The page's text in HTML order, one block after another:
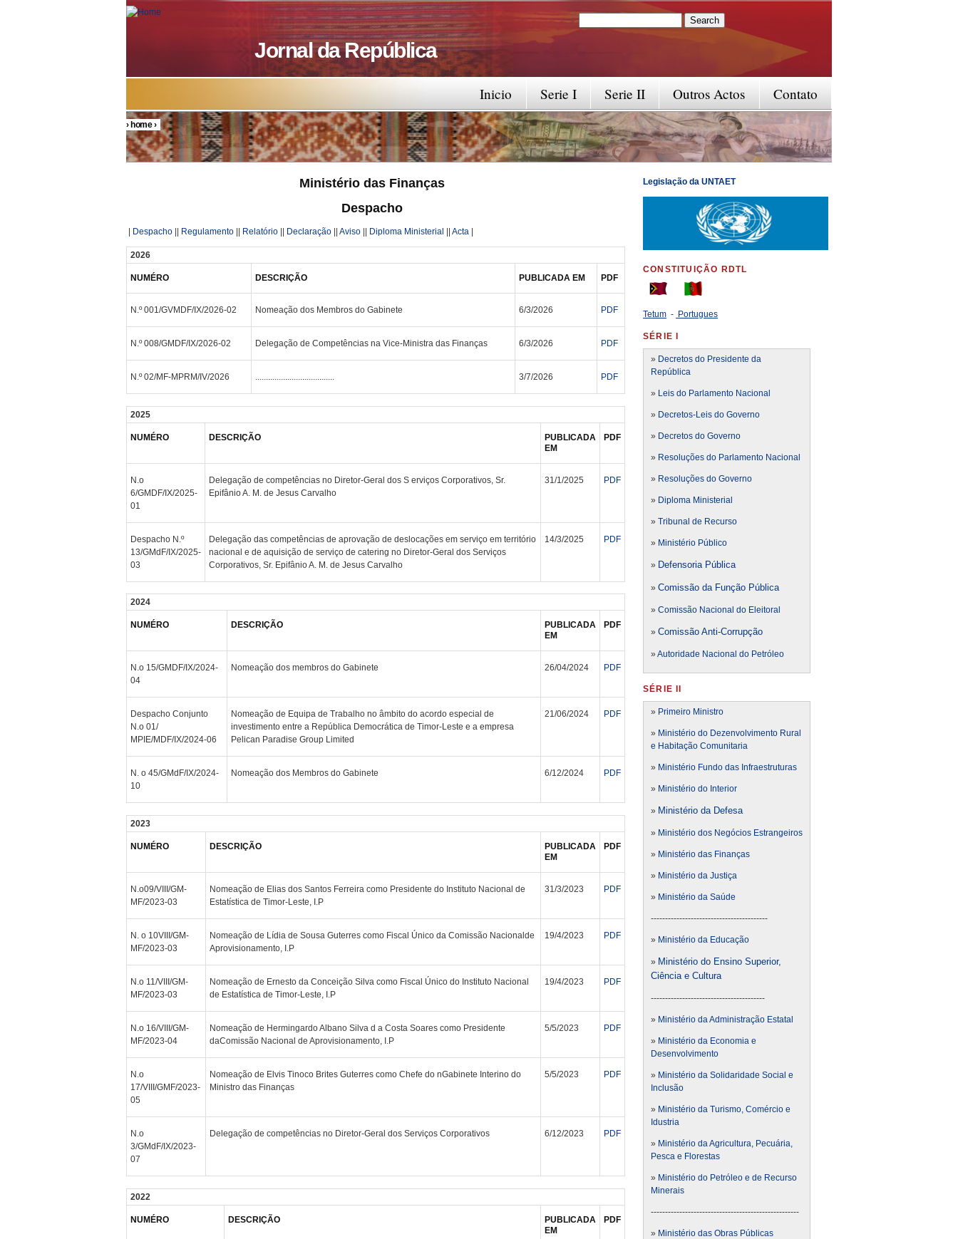
Jornal da República
Search form
Contato
Outros Actos
Serie II
Serie I
Inicio
You are here
›home›
Ministério das Finanças
Despacho
| Despacho || Regulamento || Relatório || Declaração || Aviso || Diploma Ministerial || Acta |
2026
NUMÉRO DESCRIÇÃO PUBLICADA EM PDF
N.º 001/GVMDF/IX/2026-02 Nomeação dos Membros do Gabinete 6/3/2026 PDF
N.º 008/GMDF/IX/2026-02 Delegação de Competências na Vice-Ministra das Finanças 6/3/2026 PDF
N.º 02/MF-MPRM/IV/2026 3/7/2026 PDF
2025
NUMÉRO DESCRIÇÃO
PUBLICADA
EM
PDF
N.o
6/GMDF/IX/2025-
01
Delegação de competências no Diretor-Geral dos S erviços Corporativos, Sr.
Epifânio A. M. de Jesus Carvalho
31/1/2025 PDF
Despacho N.º
13/GMdF/IX/2025-
03
Delegação das competências de aprovação de deslocações em serviço em território
nacional e de aquisição de serviço de catering no Diretor-Geral dos Serviços
Corporativos, Sr. Epifânio A. M. de Jesus Carvalho
14/3/2025 PDF
2024
NUMÉRO DESCRIÇÃO
PUBLICADA
EM
PDF
N.o 15/GMDF/IX/2024-
04
Nomeação dos membros do Gabinete 26/04/2024 PDF
Despacho Conjunto
N.o 01/
MPIE/MDF/IX/2024-06
Nomeação de Equipa de Trabalho no âmbito do acordo especial de
investimento entre a República Democrática de Timor-Leste e a empresa
Pelican Paradise Group Limited
21/06/2024 PDF
N. o 45/GMdF/IX/2024-
10
Nomeação dos Membros do Gabinete 6/12/2024 PDF
2023
NUMÉRO DESCRIÇÃO
PUBLICADA
EM
PDF
N.o09/VIII/GM-
MF/2023-03
Nomeação de Elias dos Santos Ferreira como Presidente do Instituto Nacional de
Estatística de Timor-Leste, I.P
31/3/2023 PDF
N. o 10VIII/GM-
MF/2023-03
Nomeação de Lídia de Sousa Guterres como Fiscal Único da Comissão Nacionalde
Aprovisionamento, I.P
19/4/2023 PDF
N.o 11/VIII/GM-
MF/2023-03
Nomeação de Ernesto da Conceição Silva como Fiscal Único do Instituto Nacional
de Estatística de Timor-Leste, I.P
19/4/2023 PDF
N.o 16/VIII/GM-
MF/2023-04
Nomeação de Hermingardo Albano Silva d a Costa Soares como Presidente
daComissão Nacional de Aprovisionamento, I.P
5/5/2023 PDF
N.o
17/VIII/GMF/2023-
05
Nomeação de Elvis Tinoco Brites Guterres como Chefe do nGabinete Interino do
Ministro das Finanças
5/5/2023 PDF
N.o
3/GMdF/IX/2023-
07
Delegação de competências no Diretor-Geral dos Serviços Corporativos 6/12/2023 PDF
2022
NUMÉRO DESCRIÇÃO
PUBLICADA
EM
PDF
Legislação da UNTAET
CONSTITUIÇÃO RDTL
Tetum - Portugues
SÉRIE I
» Decretos do Presidente da
República
» Leis do Parlamento Nacional
» Decretos-Leis do Governo
» Decretos do Governo
» Resoluções do Parlamento Nacional
» Resoluções do Governo
» Diploma Ministerial
» Tribunal de Recurso
» Ministério Público
» Defensoria Pública
» Comissão da Função Pública
» Comissão Nacional do Eleitoral
» Comissão Anti-Corrupção
» Autoridade Nacional do Petróleo
SÉRIE II
» Primeiro Ministro
» Ministério do Dezenvolvimento Rural
e Habitação Comunitaria
» Ministério Fundo das Infraestruturas
» Ministério do Interior
» Ministério da Defesa
» Ministério dos Negócios Estrangeiros
» Ministério das Finanças
» Ministério da Justiça
» Ministério da Saúde
-----------------------------------------
» Ministério da Educação
» Ministério do Ensino Superior,
Ciência e Cultura
----------------------------------------
» Ministério da Administração Estatal
» Ministério da Economia e
Desenvolvimento
» Ministério da Solidaridade Social e
Inclusão
» Ministério da Turismo, Comércio e
Idustria
» Ministério da Agricultura, Pecuária,
Pesca e Florestas
» Ministério do Petróleo e de Recurso
Minerais
----------------------------------------------------
» Ministério das Obras Públicas